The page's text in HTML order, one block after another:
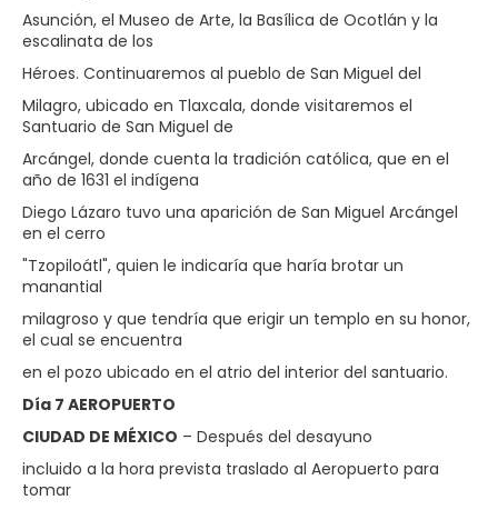
Asunción, el Museo de Arte, la Basílica de Ocotlán y la
escalinata de los
Héroes. Continuaremos al pueblo de San Miguel del
Milagro, ubicado en Tlaxcala, donde visitaremos el
Santuario de San Miguel de
Arcángel, donde cuenta la tradición católica, que en el
año de 1631 el indígena
Diego Lázaro tuvo una aparición de San Miguel Arcángel
en el cerro
"Tzopiloátl", quien le indicaría que haría brotar un
manantial
milagroso y que tendría que erigir un templo en su honor,
el cual se encuentra
en el pozo ubicado en el atrio del interior del santuario.
Día 7 AEROPUERTO
CIUDAD DE MÉXICO – Después del desayuno
incluido a la hora prevista traslado al Aeropuerto para
tomar